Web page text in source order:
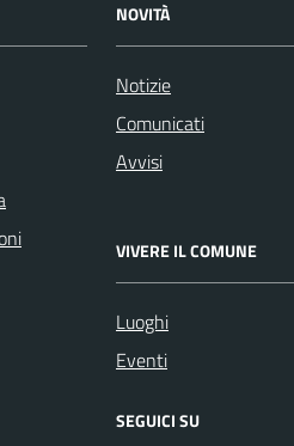
NOVITÀ
Notizie
Comunicati
Avvisi
VIVERE IL COMUNE
Luoghi
Eventi
SEGUICI SU